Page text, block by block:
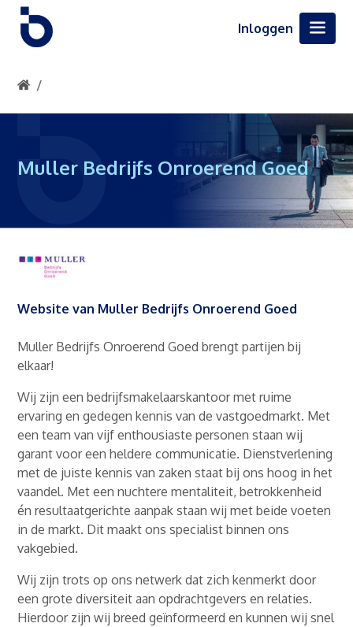
Inloggen
Muller Bedrijfs Onroerend Goed
Website van Muller Bedrijfs Onroerend Goed
Muller Bedrijfs Onroerend Goed brengt partijen bij
elkaar!
Wij zijn een bedrijfsmakelaarskantoor met ruime
ervaring en gedegen kennis van de vastgoedmarkt. Met
een team van vijf enthousiaste personen staan wij
garant voor een heldere communicatie. Dienstverlening
met de juiste kennis van zaken staat bij ons hoog in het
vaandel. Met een nuchtere mentaliteit, betrokkenheid
én resultaatgerichte aanpak staan wij met beide voeten
in de markt. Dit maakt ons specialist binnen ons
vakgebied.
Wij zijn trots op ons netwerk dat zich kenmerkt door
een grote diversiteit aan opdrachtgevers en relaties.
Hierdoor zijn wij breed geïnformeerd en kunnen wij snel